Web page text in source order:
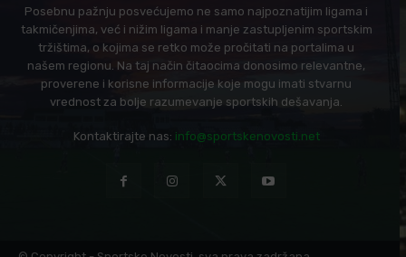
Posebnu pažnju posvećujemo ne samo najpoznatijim ligama i
takmičenjima, već i nižim ligama i manje zastupljenim sportskim
tržištima, o kojima se retko može pročitati na portalima u
našem regionu. Na taj način čitaocima donosimo relevantne,
proverene i korisne informacije koje mogu imati stvarnu
vrednost za bolje razumevanje sportskih dešavanja.
Kontaktirajte nas: info@sportskenovosti.net